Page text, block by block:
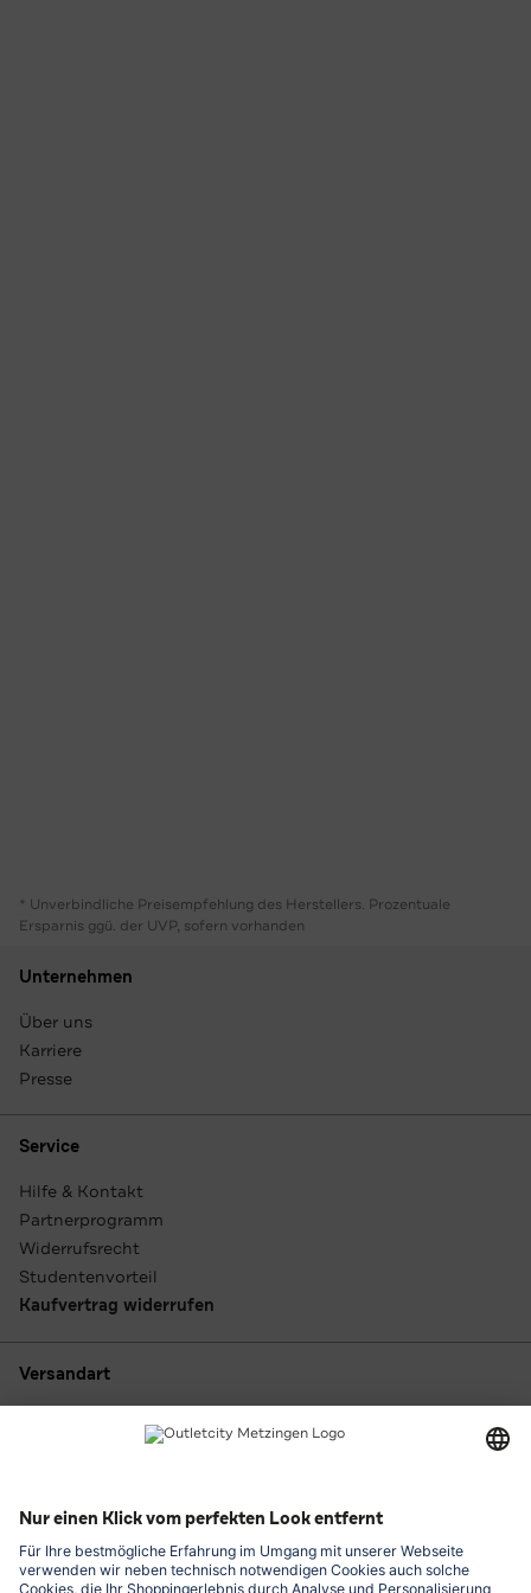
* Unverbindliche Preisempfehlung des Herstellers. Prozentuale
Ersparnis ggü. der UVP, sofern vorhanden
Unternehmen
Über uns
Karriere
Presse
Service
Hilfe & Kontakt
Partnerprogramm
Widerrufsrecht
Studentenvorteil
Kaufvertrag widerrufen
Versandart